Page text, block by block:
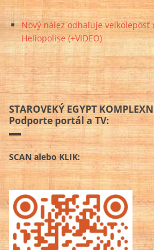
Nový nález odhaľuje veľkoleposť
Heliopolise (+VIDEO)
STAROVEKÝ EGYPT
Podporte portál a TV:
SCAN alebo KLIK: